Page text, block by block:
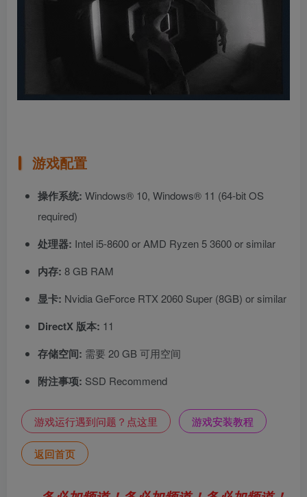
游戏配置
操作系统: Windows® 10, Windows® 11 (64-bit OS
required)
处理器: Intel i5-8600 or AMD Ryzen 5 3600 or similar
内存: 8 GB RAM
显卡: Nvidia GeForce RTX 2060 Super (8GB) or similar
DirectX 版本: 11
存储空间: 需要 20 GB 可用空间
附注事项: SSD Recommend
游戏运行遇到问题？点这里 游戏安装教程
返回首页